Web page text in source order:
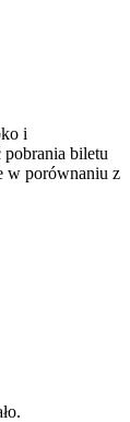
i
pobrania biletu
w porównaniu z